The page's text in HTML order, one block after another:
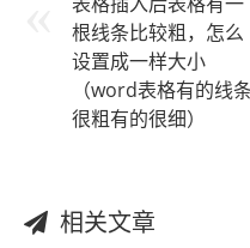
根线条比较粗，怎么
设置成一样大小
（word表格有的线条
很粗有的很细）
相关文章